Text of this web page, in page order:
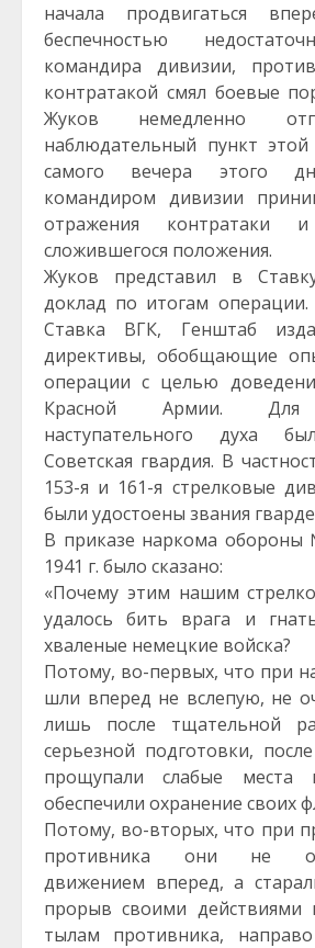
начала продвигаться
беспечностью
командира дивизии,
контратакой смял боевые
Жуков немедленно
наблюдательный пункт
самого вечера этого
командиром дивизии
отражения контратаки и
сложившегося положения.
Жуков представил в
доклад по итогам
Ставка ВГК, Генштаб
директивы, обобщающие
операции с целью
Красной Армии. Для
наступательного духа
Советская гвардия. В
153-я и 161-я стрелковые
были удостоены звания
В приказе наркома обороны
1941 г. было сказано:
«Почему этим нашим
удалось бить врага и
хваленые немецкие войска?
Потому, во-первых, что при
шли вперед не вслепую, не
лишь после тщательной
серьезной подготовки,
прощупали слабые места
обеспечили охранение своих
Потому, во-вторых, что при
противника они не
движением вперед, а
прорыв своими
тылам противника,